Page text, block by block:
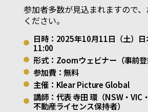
参加者多数が見込まれますので
ください。
日時：2025年10月11日（土）
11:00
形式：Zoomウェビナー（事前登
参加費：無料
主催：Klear Picture Global
講師：代表 寺田 環（NSW・VIC
不動産ライセンス保持者）